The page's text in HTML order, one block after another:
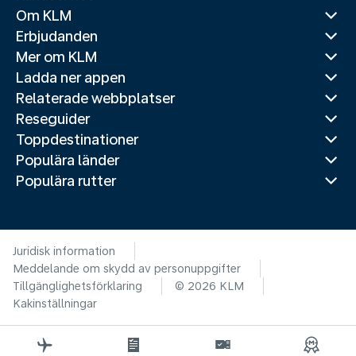
Om KLM
Erbjudanden
Mer om KLM
Ladda ner appen
Relaterade webbplatser
Reseguider
Toppdestinationer
Populära länder
Populära rutter
Juridisk information
Meddelande om skydd av personuppgifter
Tillgänglighetsförklaring
© 2026 KLM
Kakinställningar